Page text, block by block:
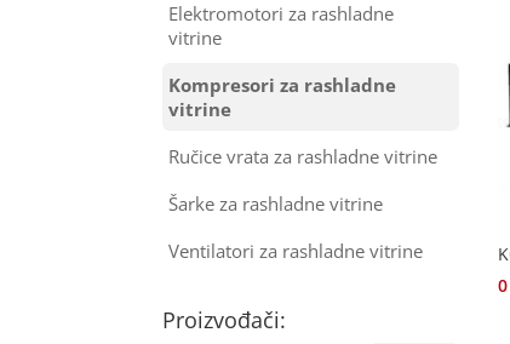
0
Elektromotori za rashladne
vitrine
Kompresori za rashladne
vitrine
Ručice vrata za rashladne vitrine
Šarke za rashladne vitrine
Ventilatori za rashladne vitrine
Proizvođači: